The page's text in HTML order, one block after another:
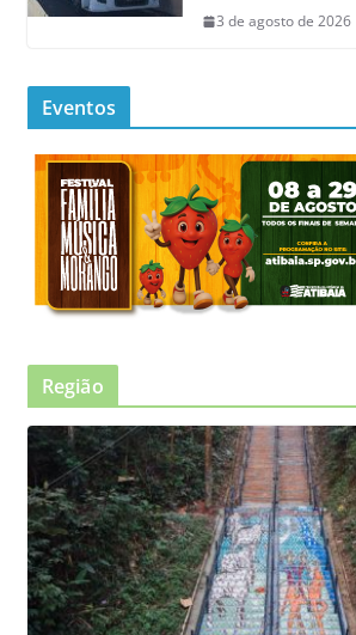
3 de agosto de 2026
Eventos
Região